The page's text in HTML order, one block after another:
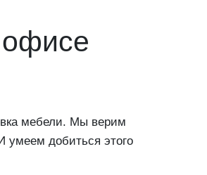
офисе
мебели. Мы верим
умеем добиться этого